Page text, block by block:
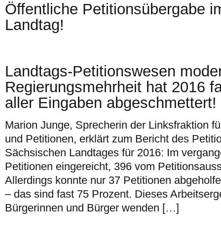
Öffentliche Petitionsübergabe
Landtag!
Landtags-Petitionswesen
Regierungsmehrheit hat 2016
aller Eingaben abgeschmettert!
Marion Junge, Sprecherin der Linksfraktion
und Petitionen, erklärt zum Bericht des
Sächsischen Landtages für 2016: Im
Petitionen eingereicht, 396 vom
Allerdings konnte nur 37 Petitionen
– das sind fast 75 Prozent. Dieses
Bürgerinnen und Bürger wenden […]